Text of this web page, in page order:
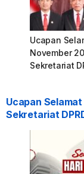
Ucapan
November
Sekretariat
Ucapan
Sekretariat